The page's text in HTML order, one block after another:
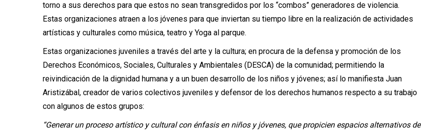
torno a sus derechos para que estos no sean transgredidos por los “combos” generadores de violencia.
Estas organizaciones atraen a los jóvenes para que inviertan su tiempo libre en la realización de actividades
artísticas y culturales como música, teatro y Yoga al parque.
Estas organizaciones juveniles a través del arte y la cultura; en procura de la defensa y promoción de los
Derechos Económicos, Sociales, Culturales y Ambientales (DESCA) de la comunidad; permitiendo la
reivindicación de la dignidad humana y a un buen desarrollo de los niños y jóvenes; así lo manifiesta Juan
Aristizábal, creador de varios colectivos juveniles y defensor de los derechos humanos respecto a su trabajo
con algunos de estos grupos:
“Generar un proceso artístico y cultural con énfasis en niños y jóvenes, que propicien espacios alternativos de